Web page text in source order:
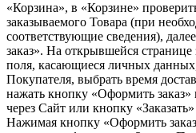
«Корзина», в «Корзине»
заказываемого Товара (при
соответствующие сведения),
заказ». На открывшейся странице
поля, касающиеся личных
Покупателя, выбрать время
нажать кнопку «Оформить заказ»
через Сайт или кнопку
Нажимая кнопку «Оформить